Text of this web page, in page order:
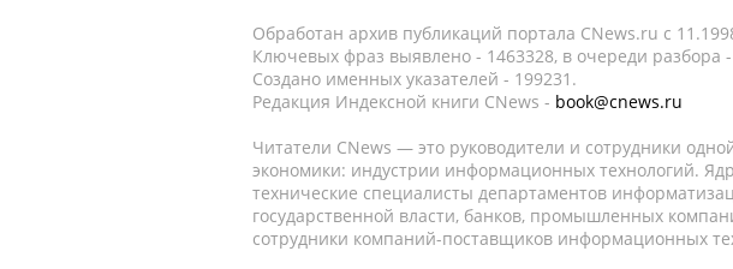
Обработан архив публикаций портала CNews.ru c
Ключевых фраз выявлено - 1463328, в очереди разбора
Создано именных указателей - 199231.
Редакция Индексной книги CNews - book@cnews.ru
Читатели CNews — это руководители и сотрудники
экономики: индустрии информационных технологий.
технические специалисты департаментов
государственной власти, банков, промышленных
сотрудники компаний-поставщиков информационных